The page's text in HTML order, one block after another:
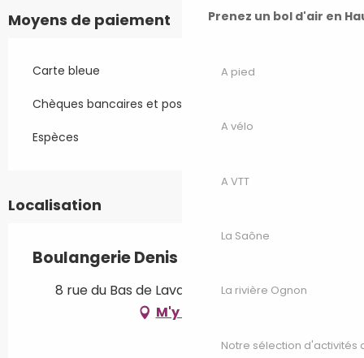
Prenez un bol d'air en
A pied
A vélo
A VTT
La Saône
La rivière Ognon
Notre sélection d'activités
Moyens de paiement
Carte bleue
Chèques bancaires et postaux
Espèces
Localisation
Boulangerie Denis Platte
8 rue du Bas de Laval, 70220 Fougerolles
M'y rendre